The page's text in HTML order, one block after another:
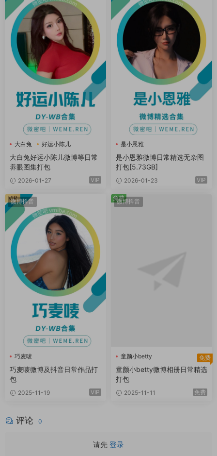
大白兔 好运小陈儿
大白兔好运小陈儿微博等日常
养眼图集打包
2026-01-27 VIP
是小恩雅
是小恩雅微博日常精选无杂图
打包[5.73GB]
2026-01-23 VIP
微博抖音
巧麦唛
巧麦唛微博及抖音日常作品打
包
2025-11-19 VIP
VIP 微博抖音
童颜小betty 免费
童颜小betty微博相册日常精选
打包
2025-11-11 免费
免费
评论 0
请先 登录